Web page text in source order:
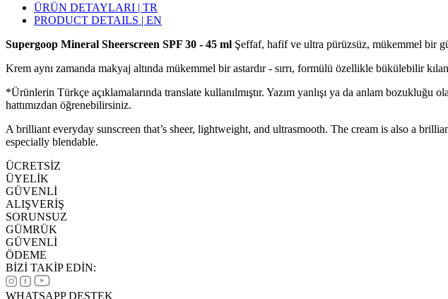
ÜRÜN DETAYLARI | TR
PRODUCT DETAILS | EN
Supergoop Mineral Sheerscreen SPF 30 - 45 ml Şeffaf, hafif ve ultra pürüzsüz, mükemmel bir
Krem aynı zamanda makyaj altında mükemmel bir astardır - sırrı, formülü özellikle bükülebilir
*Ürünlerin Türkçe açıklamalarında translate kullanılmıştır. Yazım yanlışı ya da anlam
hattımızdan öğrenebilirsiniz.
A brilliant everyday sunscreen that’s sheer, lightweight, and ultrasmooth. The cream is also a
especially blendable.
ÜCRETSİZ
ÜYELİK
GÜVENLİ
ALIŞVERİŞ
SORUNSUZ
GÜMRÜK
GÜVENLİ
ÖDEME
BİZİ TAKİP EDİN:
WHATSAPP DESTEK